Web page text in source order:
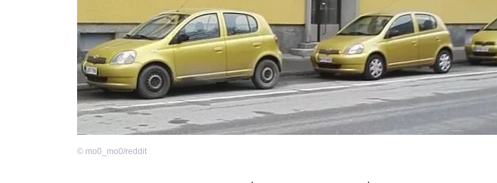
© mo0_mo0/reddit